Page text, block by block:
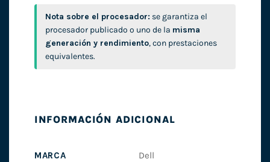
Nota sobre el procesador: se garantiza el
procesador publicado o uno de la misma
generación y rendimiento, con prestaciones
equivalentes.
INFORMACIÓN ADICIONAL
MARCA
Dell